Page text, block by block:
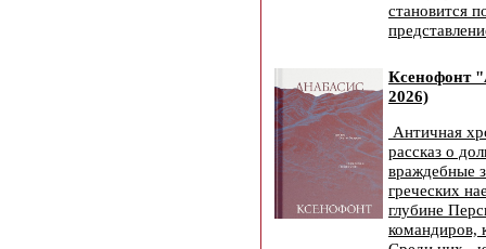
становится
Ксенофонт
2026)
Античная
рассказ о
враждебные
греческих
глубине
командиров,